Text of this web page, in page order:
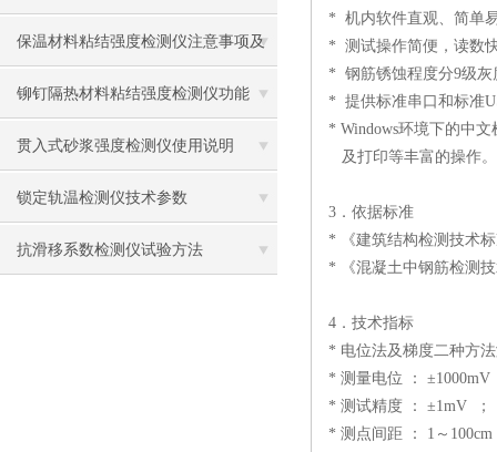
操作方法
保温材料粘结强度检测仪注意事项及
保养
铆钉隔热材料粘结强度检测仪功能
贯入式砂浆强度检测仪使用说明
锁定轨温检测仪技术参数
抗滑移系数检测仪试验方法
* 机内软件直观、简单
* 测试操作简便，读数
* 钢筋锈蚀程度分9级灰
* 提供标准串口和标准
* Windows环境下的中
及打印等丰富的操作。
3．依据标准
* 《建筑结构检测技术
* 《混凝土中钢筋检测技
4．技术指标
* 电位法及梯度二种方
* 测量电位 ：
* 测试精度 ： ±1mV ；
* 测点间距 ： 1～100cm